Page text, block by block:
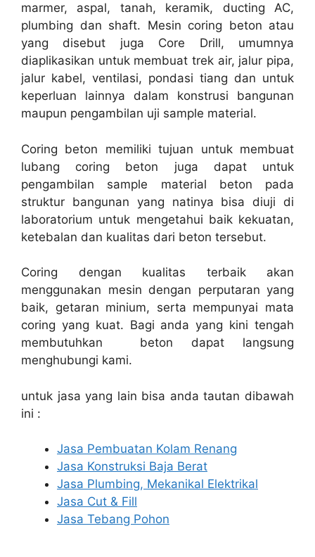
marmer, aspal, tanah, keramik, ducting AC,
plumbing dan shaft. Mesin coring beton atau
yang disebut juga Core Drill, umumnya
diaplikasikan untuk membuat trek air, jalur pipa,
jalur kabel, ventilasi, pondasi tiang dan untuk
keperluan lainnya dalam konstrusi bangunan
maupun pengambilan uji sample material.
Coring beton memiliki tujuan untuk membuat
lubang coring beton juga dapat untuk
pengambilan sample material beton pada
struktur bangunan yang natinya bisa diuji di
laboratorium untuk mengetahui baik kekuatan,
ketebalan dan kualitas dari beton tersebut.
Coring dengan kualitas terbaik akan
menggunakan mesin dengan perputaran yang
baik, getaran minium, serta mempunyai mata
coring yang kuat. Bagi anda yang kini tengah
membutuhkan beton dapat langsung
menghubungi kami.
untuk jasa yang lain bisa anda tautan dibawah
ini :
Jasa Pembuatan Kolam Renang
Jasa Konstruksi Baja Berat
Jasa Plumbing, Mekanikal Elektrikal
Jasa Cut & Fill
Jasa Tebang Pohon